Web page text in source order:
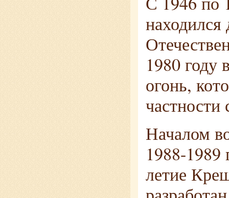
1980 году
огонь,
частности
Началом
1988-1989
летие